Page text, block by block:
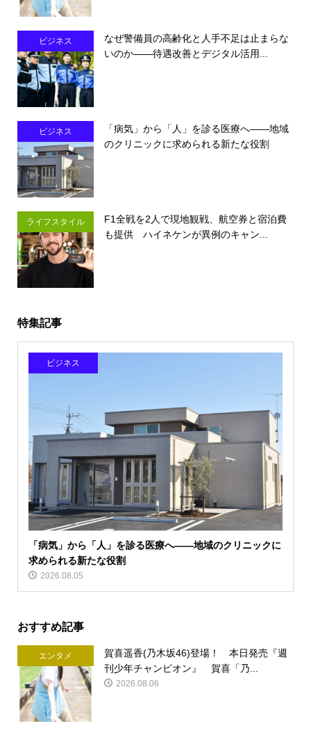
ビジネス
なぜ警備員の高齢化と人手不足は止まらな
いのか――待遇改善とデジタル活用...
ビジネス
「病気」から「人」を診る医療へ――地域
のクリニックに求められる新たな役割
ライフスタイル
F1全戦を2人で現地観戦、航空券と宿泊費
も提供 ハイネケンが異例のキャン...
特集記事
ビジネス
「病気」から「人」を診る医療へ――地域のクリニックに
求められる新たな役割
2026.08.05
おすすめ記事
エンタメ
賀喜遥香(乃木坂46)登場！ 本日発売『週
刊少年チャンピオン』 賀喜「乃...
2026.08.06